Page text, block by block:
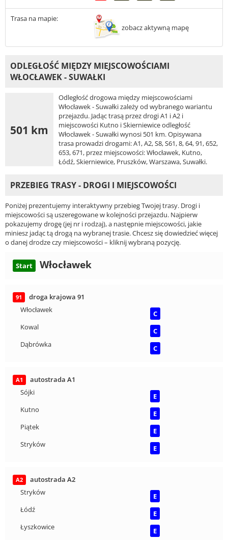
Trasa na mapie:
zobacz aktywną mapę
ODLEGŁOŚĆ MIĘDZY MIEJSCOWOŚCIAMI
WŁOCŁAWEK - SUWAŁKI
501 km
Odległość drogowa między miejscowościami
Włocławek - Suwałki zależy od wybranego wariantu
przejazdu. Jadąc trasą przez drogi A1 i A2 i
miejscowości Kutno i Skierniewice odległość
Włocławek - Suwałki wynosi 501 km. Opisywana
trasa prowadzi drogami: A1, A2, S8, S61, 8, 64, 91, 652,
653, 671, przez miejscowości: Włocławek, Kutno,
Łódź, Skierniewice, Pruszków, Warszawa, Suwałki.
PRZEBIEG TRASY - DROGI I MIEJSCOWOŚCI
Poniżej prezentujemy interaktywny przebieg Twojej trasy. Drogi i
miejscowości są uszeregowane w kolejności przejazdu. Najpierw
pokazujemy drogę (jej nr i rodzaj), a następnie miejscowości, jakie
miniesz jadąc tą drogą na wybranej trasie. Chcesz się dowiedzieć więcej
o danej drodze czy miejscowości – kliknij wybraną pozycję.
Start Włocławek
91
droga krajowa 91
Włocławek
C
Kowal
C
Dąbrówka
C
A1
autostrada A1
Sójki
E
Kutno
E
Piątek
E
Stryków
E
A2
autostrada A2
Stryków
E
Łódź
E
Łyszkowice
E